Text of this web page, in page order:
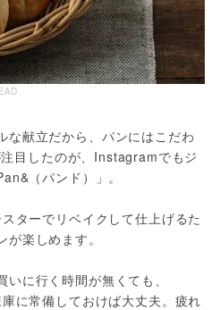
な献立だから、パンにはこだわ
目したのが、Instagramでもジ
（パンド）」。
ターでリベイクして仕上げるた
楽しめます。
に行く時間が無くても、
に常備しておけば大丈夫。疲れ